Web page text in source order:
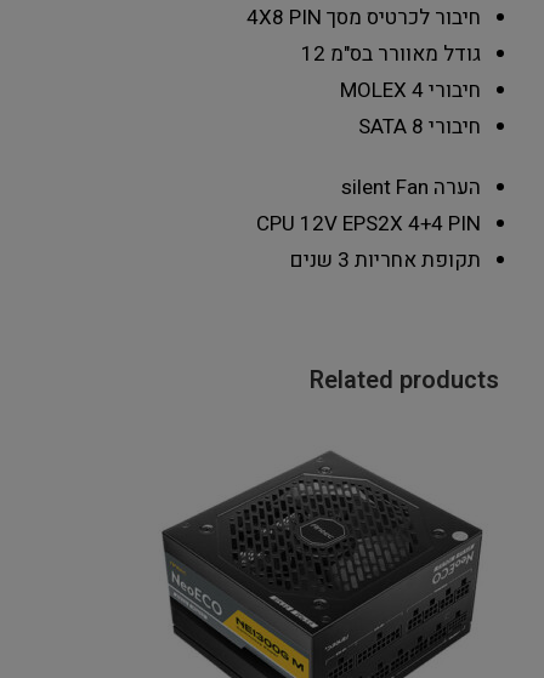
חיבור לכרטיס מסך 4X8 PIN
גודל מאוורר בס"מ 12
חיבורי MOLEX4
חיבורי SATA 8
הערה silent Fan
CPU 12V EPS2X 4+4 PIN
תקופת אחריות 3 שנים
Related products